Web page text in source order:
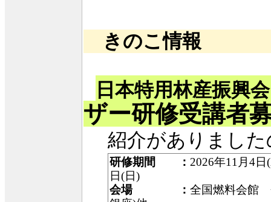
きのこ情報
日本特用林産振興会
ザー研修受講者
紹介がありまし
研修期間 ： 2026年11月4
日(日)
会場 ： 全国燃料会館